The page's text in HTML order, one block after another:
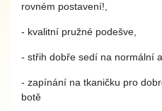
rovném postavení!,
- kvalitní pružné podešve,
- střih dobře sedí na normální
- zapínání na tkaničku pro
botě